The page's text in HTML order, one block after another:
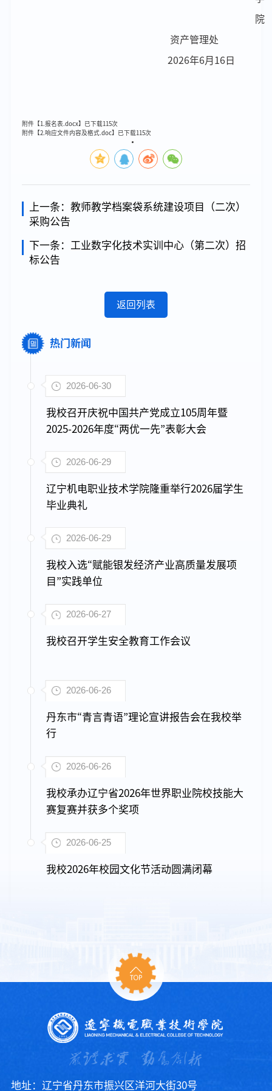
院
资产管理处
2026年6月 16 日
附件【 1.报名表.docx】已下载115次
附件【2.响应文件内容及格式.doc】已下载115次
上一条：教师教学档案袋系统建设项目（二次）
采购公告
下一条： 工业数字化技术实训中心（第二次）招
标公告
返回列表
热门新闻
2026-06-30
我校召开庆祝中国共产党成立105周年暨
2025-2026年度“两优一先”表彰大会
2026-06-29
辽宁机电职业技术学院隆重举行2026届学生
毕业典礼
2026-06-29
我校入选“赋能银发经济产业高质量发展项
目”实践单位
2026-06-27
我校召开学生安全教育工作会议
2026-06-26
丹东市“青言青语”理论宣讲报告会在我校举
行
2026-06-26
我校承办辽宁省2026年世界职业院校技能大
赛复赛并获多个奖项
2026-06-25
我校2026年校园文化节活动圆满闭幕
地址：辽宁省丹东市振兴区洋河大街30号